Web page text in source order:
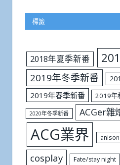
標籤
2018年夏季新番
2019年冬季新番
2019年春季新番
2019年
2020年冬季新番 ACGer雜
ACG業界
cosplay Fate/stay night